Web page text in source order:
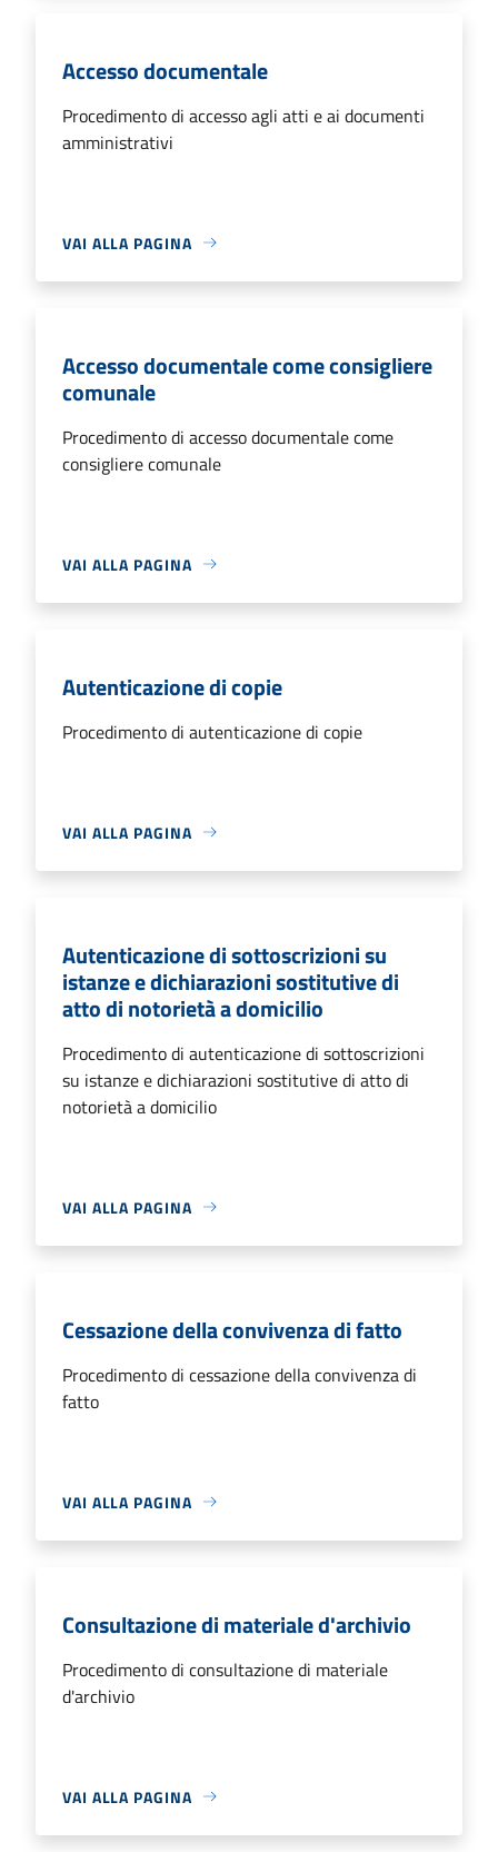
Accesso documentale
Procedimento di accesso agli atti e ai documenti
amministrativi
VAI ALLA PAGINA
Accesso documentale come consigliere
comunale
Procedimento di accesso documentale come
consigliere comunale
VAI ALLA PAGINA
Autenticazione di copie
Procedimento di autenticazione di copie
VAI ALLA PAGINA
Autenticazione di sottoscrizioni su
istanze e dichiarazioni sostitutive di
atto di notorietà a domicilio
Procedimento di autenticazione di sottoscrizioni
su istanze e dichiarazioni sostitutive di atto di
notorietà a domicilio
VAI ALLA PAGINA
Cessazione della convivenza di fatto
Procedimento di cessazione della convivenza di
fatto
VAI ALLA PAGINA
Consultazione di materiale d'archivio
Procedimento di consultazione di materiale
d'archivio
VAI ALLA PAGINA